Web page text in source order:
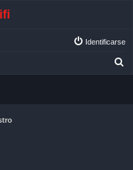
Identificarse